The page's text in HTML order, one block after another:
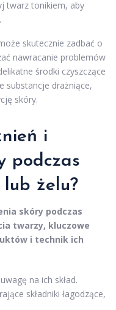
twarz tonikiem, aby
skutecznie zadbać o
nawracanie problemów
środki czyszczące
substancje drażniące,
skóry.
i
podczas
żelu?
skóry podczas
twarzy, kluczowe
i technik ich
na ich skład.
składniki łagodzące,